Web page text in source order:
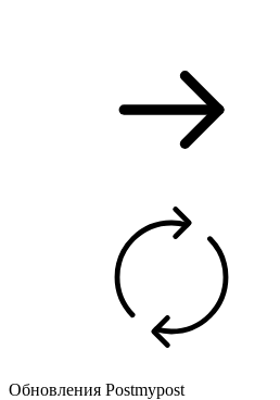
Обновления Postmypost